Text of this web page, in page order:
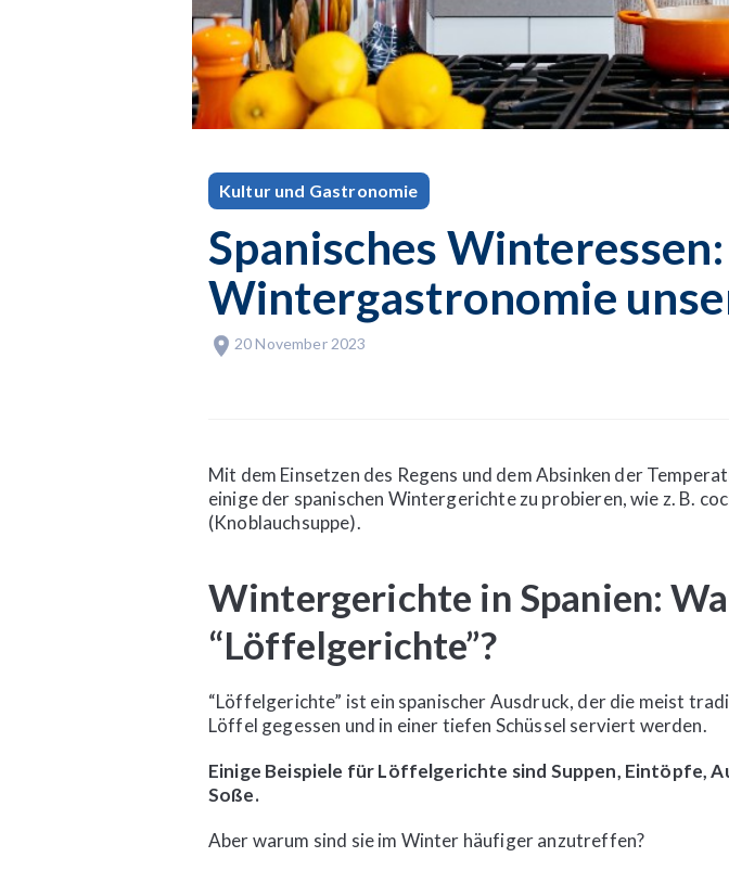
Kultur und Gastronomie
Spanisches
Wintergastronomie
20 November 2023
Mit dem Einsetzen des Regens und dem Absinken der
einige der spanischen Wintergerichte zu probieren, wie z. B.
(Knoblauchsuppe).
Wintergerichte in Spanien:
“Löffelgerichte”?
“Löffelgerichte” ist ein spanischer Ausdruck, der die meist
Löffel gegessen und in einer tiefen Schüssel serviert werden.
Einige Beispiele für Löffelgerichte sind Suppen, Eintöpfe,
Soße.
Aber warum sind sie im Winter häufiger anzutreffen?